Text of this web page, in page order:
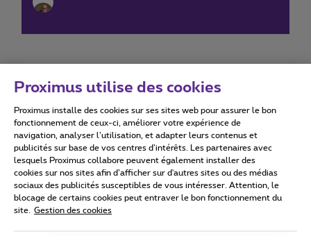
Conditions d'utilisation Accessibility statement
Tous droits réservés. © 2026
Conditions générales, info consommateur
Proximus utilise des cookies
Proximus installe des cookies sur ses sites web pour assurer le bon
fonctionnement de ceux-ci, améliorer votre expérience de
navigation, analyser l’utilisation, et adapter leurs contenus et
publicités sur base de vos centres d’intérêts. Les partenaires avec
lesquels Proximus collabore peuvent également installer des
cookies sur nos sites afin d’afficher sur d'autres sites ou des médias
sociaux des publicités susceptibles de vous intéresser. Attention, le
blocage de certains cookies peut entraver le bon fonctionnement du
site.
Gestion des cookies